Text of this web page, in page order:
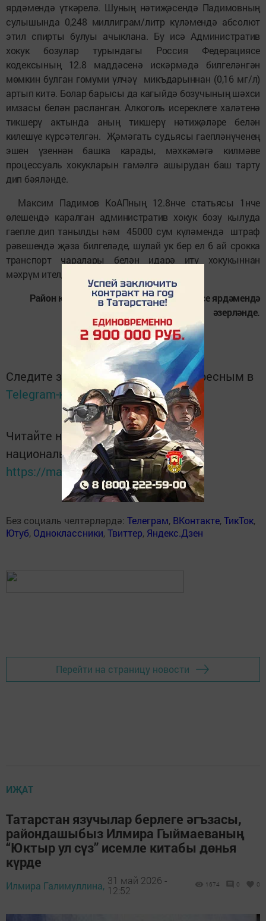
ярдәмендә үткәрелә. Шуның нәтиҗәсендә Падимовның
сулышында 0,248 миллиграм/литр күләмендә абсолют
этил спирты булуы ачыклана. Бу исә Административ
хокук бозулар турындагы Россия Федерациясе
кодексының 12.8 маддәсенә искәрмәдә билгеләнгән
мөмкин булган гомуми үлчәү микъдарыннан (0,16 мг/л)
артып китә. Болар барысы да кагыйдә бозучының шәхси
имзасы белән расланган. Алкоголь исереклеге халәтенә
тикшерү актында аның тикшерү нәтиҗәләре белән
килешүе күрсәтелгән. Җәмәгать судьясы гаепләнүченең
эшен үзеннән башка карады, мәхкәмәгә килмәве
процессуаль хокукларын гамәлгә ашырудан баш тарту
дип бәяләнде.
Максим Падимов КоАПның 12.8нче статьясы 1нче
өлешендә каралган административ хокук бозу кылуда
гаепле дип танылды һәм 45000 сум күләмендә штраф
рәвешендә җәза билгеләде, шулай ук бер ел 6 ай срокка
транспорт чаралары белән идарә итү хокукыннан
мәхрүм ителде.
Район юл хәрәкәте иминлеге комиссиясе ярдәмендә
әзерләнде.
Следите за самым важным и интересным в
Telegram-каналеТатмедиа
Читайте новости Татарстана в
национальном мессенджере MАХ:
https://max.ru/tatmedia
Без социаль челтәрләрдә: Телеграм, ВКонтакте,ТикТок,
Ютуб, Одноклассники,Твиттер, Яндекс.Дзен
Перейти на страницу новости
ИҖАТ
Татарстан язучылар берлеге әгъзасы,
райондашыбыз Илмира Гыймаеваның
“Юктыр ул сүз” исемле китабы дөнья
күрде
Илмира Галимуллина, 31 май 2026 -
12:52
1674 0 0